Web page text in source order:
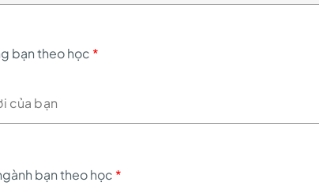
bạn theo học *
bạn theo học *